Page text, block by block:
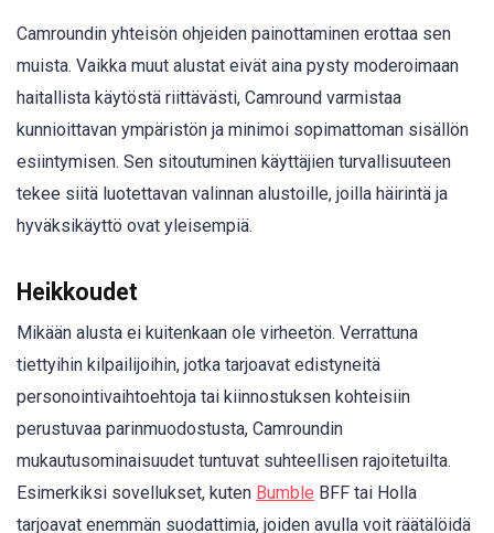
Camroundin yhteisön ohjeiden painottaminen erottaa sen
muista. Vaikka muut alustat eivät aina pysty moderoimaan
haitallista käytöstä riittävästi, Camround varmistaa
kunnioittavan ympäristön ja minimoi sopimattoman sisällön
esiintymisen. Sen sitoutuminen käyttäjien turvallisuuteen
tekee siitä luotettavan valinnan alustoille, joilla häirintä ja
hyväksikäyttö ovat yleisempiä.
Heikkoudet
Mikään alusta ei kuitenkaan ole virheetön. Verrattuna
tiettyihin kilpailijoihin, jotka tarjoavat edistyneitä
personointivaihtoehtoja tai kiinnostuksen kohteisiin
perustuvaa parinmuodostusta, Camroundin
mukautusominaisuudet tuntuvat suhteellisen rajoitetuilta.
Esimerkiksi sovellukset, kuten Bumble BFF tai Holla
tarjoavat enemmän suodattimia, joiden avulla voit räätälöidä